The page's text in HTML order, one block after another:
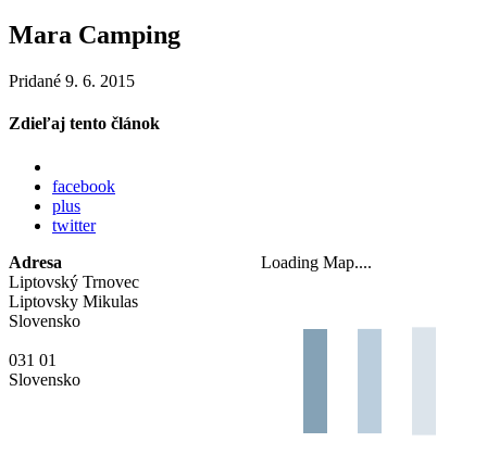
Mara Camping
Pridané 9. 6. 2015
Zdieľaj tento článok
facebook
plus
twitter
Loading Map....
Adresa
Liptovský Trnovec
Liptovsky Mikulas
Slovensko
031 01
Slovensko